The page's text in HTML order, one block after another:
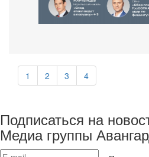
1 2 3 4
Подписаться на
Медиа группы